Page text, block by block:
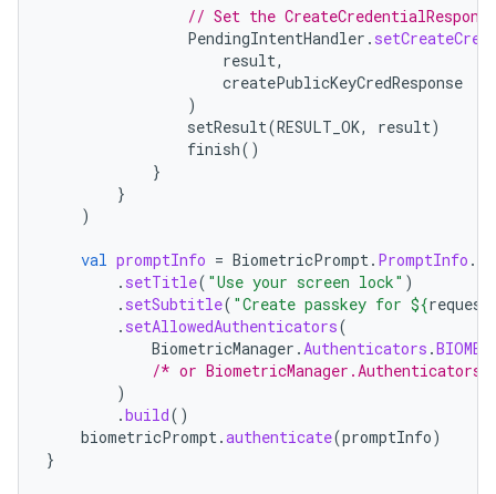
// Set the
PendingIntentHandler .
result,
createPublicKeyCredResponse
)
setResult(RESULT_OK, result)
finish()
}
}
)
val promptInfo = BiometricPrompt. PromptInfo .
. setTitle( "Use your screen lock" )
. setSubtitle( "Create passkey for ${request
. setAllowedAuthenticators(
BiometricManager .Authenticators .
/* or
)
.build()
biometricPrompt.authenticate(promptInfo)
}